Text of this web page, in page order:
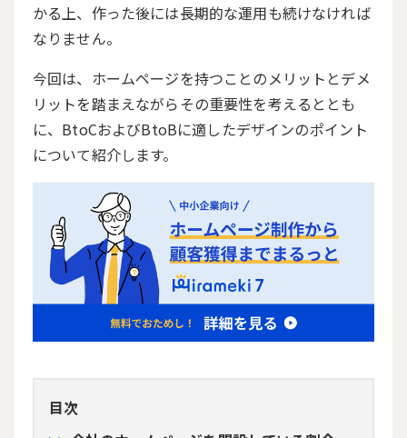
かる上、作った後には長期的な運用も続けなければ
なりません。
今回は、ホームページを持つことのメリットとデメ
リットを踏まえながらその重要性を考えるととも
に、BtoCおよびBtoBに適したデザインのポイント
について紹介します。
目次